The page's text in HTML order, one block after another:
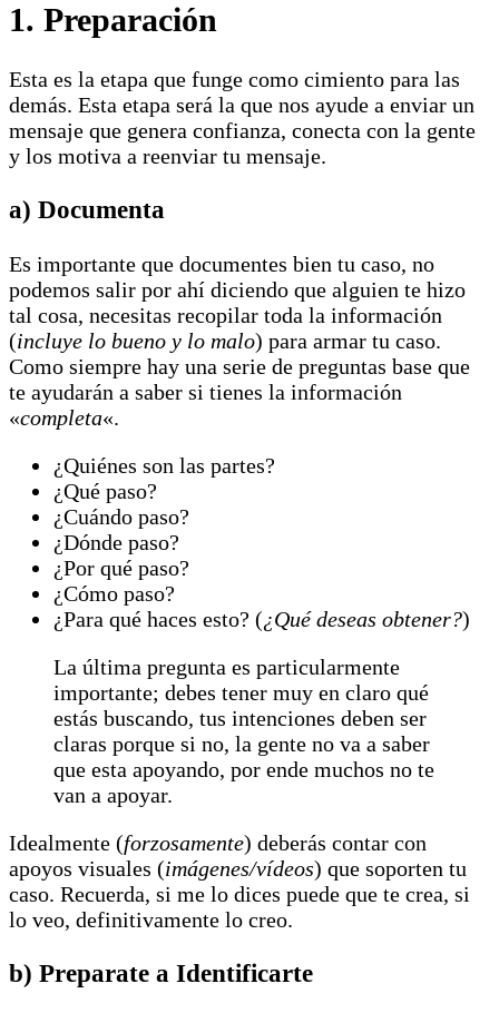
1. Preparación
Esta es la etapa que funge como cimiento para las
demás. Esta etapa será la que nos ayude a enviar un
mensaje que genera confianza, conecta con la gente
y los motiva a reenviar tu mensaje.
a) Documenta
Es importante que documentes bien tu caso, no
podemos salir por ahí diciendo que alguien te hizo
tal cosa, necesitas recopilar toda la información
(incluye lo bueno y lo malo) para armar tu caso.
Como siempre hay una serie de preguntas base que
te ayudarán a saber si tienes la información
«completa«.
¿Quiénes son las partes?
¿Qué paso?
¿Cuándo paso?
¿Dónde paso?
¿Por qué paso?
¿Cómo paso?
¿Para qué haces esto? (¿Qué deseas obtener?)
La última pregunta es particularmente
importante; debes tener muy en claro qué
estás buscando, tus intenciones deben ser
claras porque si no, la gente no va a saber
que esta apoyando, por ende muchos no te
van a apoyar.
Idealmente (forzosamente) deberás contar con
apoyos visuales (imágenes/vídeos) que soporten tu
caso. Recuerda, si me lo dices puede que te crea, si
lo veo, definitivamente lo creo.
b) Preparate a Identificarte